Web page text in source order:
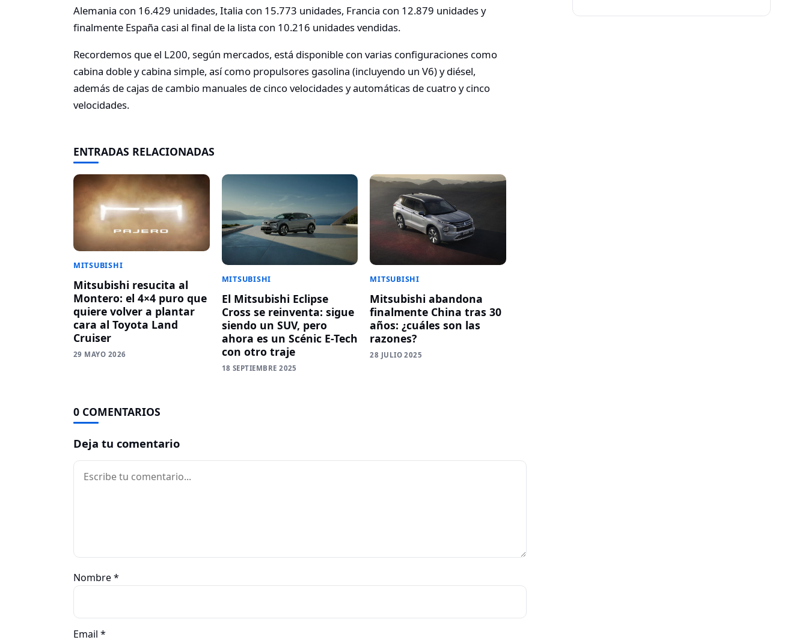
Alemania con 16.429 unidades, Italia con 15.773 unidades, Francia con 12.879 unidades y
finalmente España casi al final de la lista con 10.216 unidades vendidas.
Recordemos que el L200, según mercados, está disponible con varias configuraciones como
cabina doble y cabina simple, así como propulsores gasolina (incluyendo un V6) y diésel,
además de cajas de cambio manuales de cinco velocidades y automáticas de cuatro y cinco
velocidades.
ENTRADAS RELACIONADAS
MITSUBISHI
Mitsubishi resucita al
Montero: el 4×4 puro que
quiere volver a plantar
cara al Toyota Land
Cruiser
29 MAYO 2026
MITSUBISHI
El Mitsubishi Eclipse
Cross se reinventa: sigue
siendo un SUV, pero
ahora es un Scénic E-Tech
con otro traje
18 SEPTIEMBRE 2025
MITSUBISHI
Mitsubishi abandona
finalmente China tras 30
años: ¿cuáles son las
razones?
28 JULIO 2025
0 COMENTARIOS
Deja tu comentario
Comentario
Nombre*
Email *